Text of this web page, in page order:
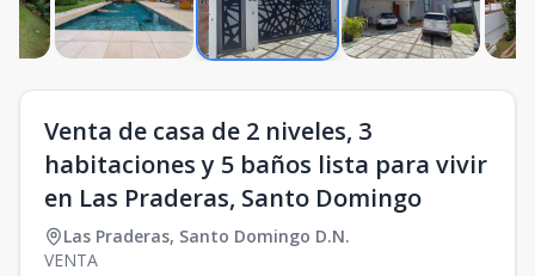
Venta de casa de 2 niveles, 3
habitaciones y 5 baños lista para vivir
en Las Praderas, Santo Domingo
Las Praderas, Santo Domingo D.N.
VENTA